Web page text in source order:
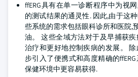
ffERG具有在单一诊断程序中为视
的测试结果的通灵性. 因此,由于这
些系统的需求包括眼科诊所和医院,
油。 这些全域方法对于及早捕获
治疗和更好地控制疾病的发展。
步引入了便携式和高度精确的
保健环境中更容易获得.